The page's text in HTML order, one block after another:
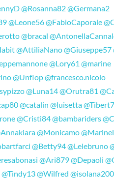
@Rosanna82@Germana2
@Leone56@FabioCaporale
@bracal
@AttiliaNano@Giuseppe57
@Lory61 @marine
@Unflop@francesco.nicolo
@Luna14@Orutra81
@catalin @luisetta
@Cristi84@bambariders
@Monicamo
@Betty94@Lelebruno
@Ari879@Depaoli
@Tindy13@Wilfred